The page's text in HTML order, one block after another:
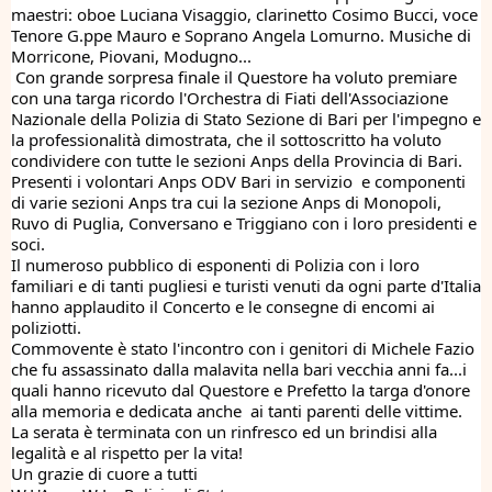
maestri: oboe Luciana Visaggio, clarinetto Cosimo Bucci, voce
Tenore G.ppe Mauro e Soprano Angela Lomurno. Musiche di
Morricone, Piovani, Modugno...
con una targa ricordo l'Orchestra di Fiati dell'Associazione
Nazionale della Polizia di Stato Sezione di Bari per l'impegno e
la professionalità dimostrata, che il sottoscritto ha voluto
condividere con tutte le sezioni Anps della Provincia di Bari.
Presenti i volontari Anps ODV Bari in servizio  e componenti
di varie sezioni Anps tra cui la sezione Anps di Monopoli,
Ruvo di Puglia, Conversano e Triggiano con i loro presidenti e
soci.
Il numeroso pubblico di esponenti di Polizia con i loro
familiari e di tanti pugliesi e turisti venuti da ogni parte d'Italia
hanno applaudito il Concerto e le consegne di encomi ai
poliziotti.
Commovente è stato l'incontro con i genitori di Michele Fazio
che fu assassinato dalla malavita nella bari vecchia anni fa...i
quali hanno ricevuto dal Questore e Prefetto la targa d'onore
alla memoria e dedicata anche  ai tanti parenti delle vittime.
La serata è terminata con un rinfresco ed un brindisi alla
legalità e al rispetto per la vita!
Un grazie di cuore a tutti